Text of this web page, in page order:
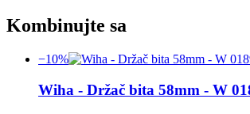
Kombinujte sa
−10%
Wiha - Držač bita 58mm - W